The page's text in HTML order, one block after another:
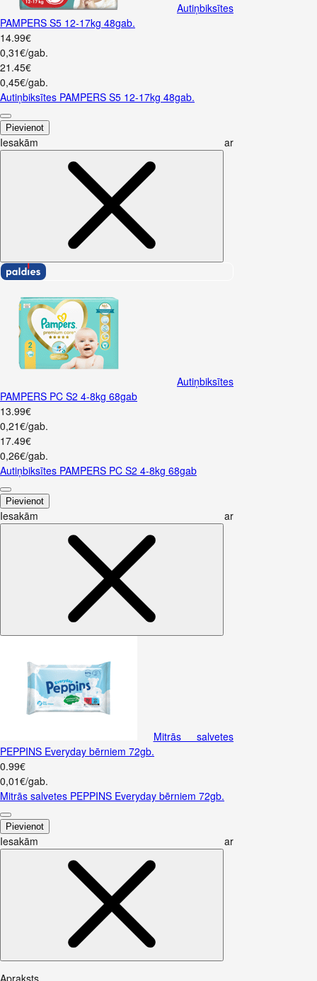
Autiņbiksītes
PAMPERS S5 12-17kg 48gab.
14.99€
0,31€/gab.
21 .45€
0,45€/gab.
Autiņbiksītes PAMPERS S5 12-17kg 48gab.
Pievienot
Iesakām ar
Autiņbiksītes
PAMPERS PC S2 4-8kg 68gab
13.99€
0,21€/gab.
17.49€
0,26€/gab.
Autiņbiksītes PAMPERS PC S2 4-8kg 68gab
Pievienot
Iesakām ar
Mitrās salvetes
PEPPINS Everyday bērniem 72gb.
0.99€
0,01€/gab.
Mitrās salvetes PEPPINS Everyday bērniem 72gb.
Pievienot
Iesakām ar